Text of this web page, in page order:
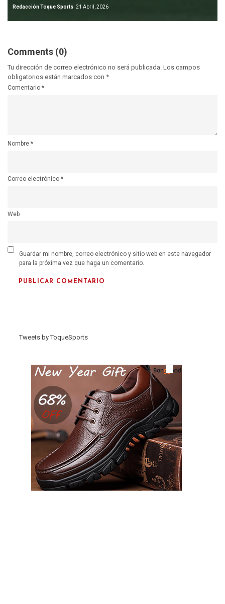
Redacción Toque Sports 21 Abril, 2026
Comments (0)
Tu dirección de correo electrónico no será publicada. Los campos
obligatorios están marcados con *
Comentario *
Nombre *
Correo electrónico *
Web
Guardar mi nombre, correo electrónico y sitio web en este navegador
para la próxima vez que haga un comentario.
Tweets by ToqueSports